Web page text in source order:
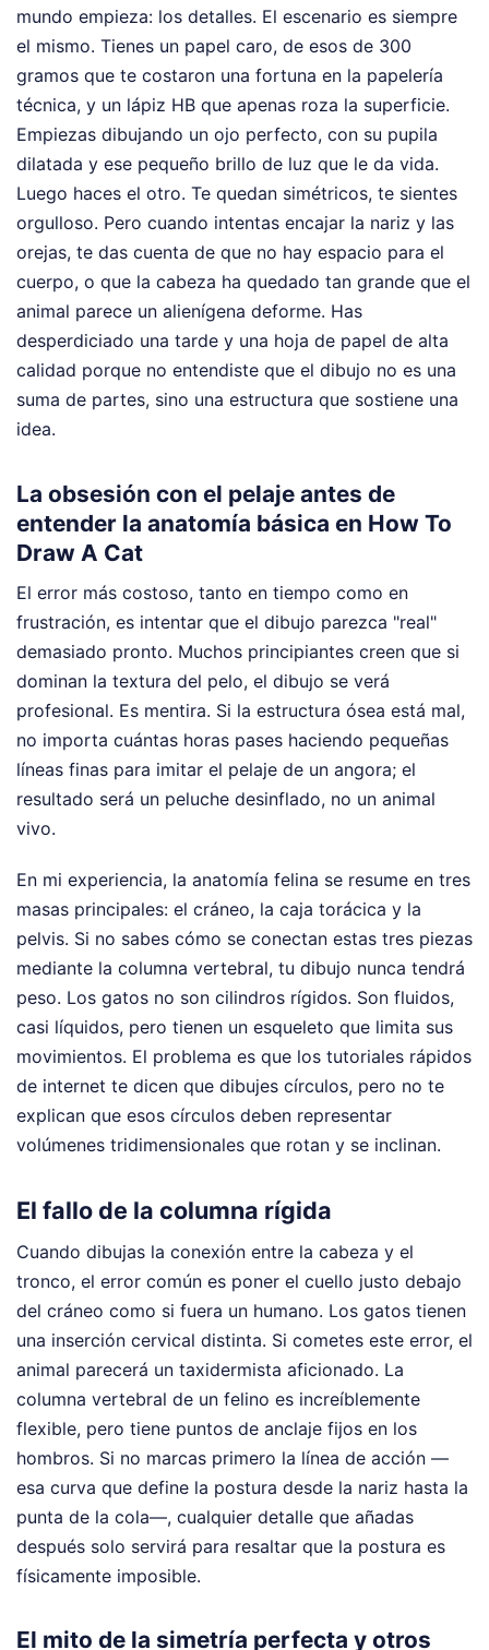
mundo empieza: los detalles. El escenario es siempre
el mismo. Tienes un papel caro, de esos de 300
gramos que te costaron una fortuna en la papelería
técnica, y un lápiz HB que apenas roza la superficie.
Empiezas dibujando un ojo perfecto, con su pupila
dilatada y ese pequeño brillo de luz que le da vida.
Luego haces el otro. Te quedan simétricos, te sientes
orgulloso. Pero cuando intentas encajar la nariz y las
orejas, te das cuenta de que no hay espacio para el
cuerpo, o que la cabeza ha quedado tan grande que el
animal parece un alienígena deforme. Has
desperdiciado una tarde y una hoja de papel de alta
calidad porque no entendiste que el dibujo no es una
suma de partes, sino una estructura que sostiene una
idea.
La obsesión con el pelaje antes de
entender la anatomía básica en How To
Draw A Cat
El error más costoso, tanto en tiempo como en
frustración, es intentar que el dibujo parezca "real"
demasiado pronto. Muchos principiantes creen que si
dominan la textura del pelo, el dibujo se verá
profesional. Es mentira. Si la estructura ósea está mal,
no importa cuántas horas pases haciendo pequeñas
líneas finas para imitar el pelaje de un angora; el
resultado será un peluche desinflado, no un animal
vivo.
En mi experiencia, la anatomía felina se resume en tres
masas principales: el cráneo, la caja torácica y la
pelvis. Si no sabes cómo se conectan estas tres piezas
mediante la columna vertebral, tu dibujo nunca tendrá
peso. Los gatos no son cilindros rígidos. Son fluidos,
casi líquidos, pero tienen un esqueleto que limita sus
movimientos. El problema es que los tutoriales rápidos
de internet te dicen que dibujes círculos, pero no te
explican que esos círculos deben representar
volúmenes tridimensionales que rotan y se inclinan.
El fallo de la columna rígida
Cuando dibujas la conexión entre la cabeza y el
tronco, el error común es poner el cuello justo debajo
del cráneo como si fuera un humano. Los gatos tienen
una inserción cervical distinta. Si cometes este error, el
animal parecerá un taxidermista aficionado. La
columna vertebral de un felino es increíblemente
flexible, pero tiene puntos de anclaje fijos en los
hombros. Si no marcas primero la línea de acción —
esa curva que define la postura desde la nariz hasta la
punta de la cola—, cualquier detalle que añadas
después solo servirá para resaltar que la postura es
físicamente imposible.
El mito de la simetría perfecta y otros